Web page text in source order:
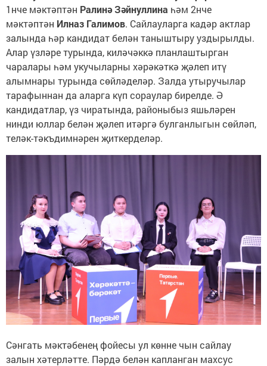
1нче мәктәптән Ралинә Зәйнуллина һәм 2нче
мәктәптән Илназ Галимов. Сайлауларга кадәр актлар
залында һәр кандидат белән таныштыру уздырылды.
Алар үзләре турында, киләчәккә планлаштырган
чаралары һәм укучыларны хәрәкәткә җәлеп итү
алымнары турында сөйләделәр. Залда утыручылар
тарафыннан да аларга күп сораулар бирелде. Ә
кандидатлар, үз чиратында, районыбыз яшьләрен
нинди юллар белән җәлеп итәргә булганлыгын сөйләп,
теләк-тәкъдимнәрен җиткерделәр.
Сәнгать мәктәбенең фойесы ул көнне чын сайлау
залын хәтерләтте. Пәрдә белән капланган махсус